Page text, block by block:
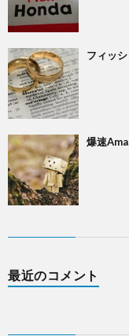
フィッ
爆速
最近のコメント